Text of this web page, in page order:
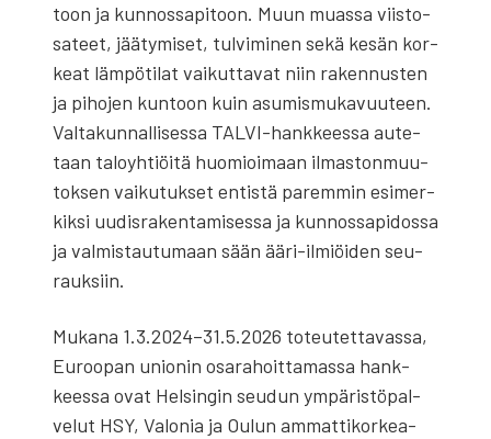
toon ja kun­nos­sa­pi­toon. Muun muas­sa viis­to­
sa­teet, jää­ty­mi­set, tul­vi­mi­nen sekä kesän kor­
keat läm­pö­ti­lat vai­kut­ta­vat niin raken­nus­ten
ja piho­jen kun­toon kuin asu­mis­mu­ka­vuu­teen.
Val­ta­kun­nal­li­ses­sa TAL­VI-hank­kees­sa aute­
taan talo­yh­tiöi­tä huo­mioi­maan ilmas­ton­muu­
tok­sen vai­ku­tuk­set entis­tä parem­min esi­mer­
kik­si uudis­ra­ken­ta­mi­ses­sa ja kun­nos­sa­pi­dos­sa
ja val­mis­tau­tu­maan sään ääri-ilmiöi­den seu­
rauk­siin.
Muka­na 1.3.2024–31.5.2026 toteu­tet­ta­vas­sa,
Euroo­pan unio­nin osa­ra­hoit­ta­mas­sa hank­
kees­sa ovat Hel­sin­gin seu­dun ympä­ris­tö­pal­
ve­lut HSY, Valo­nia ja Oulun ammat­ti­kor­kea­